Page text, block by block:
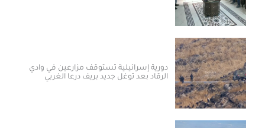
دورية إسرائيلية تستوقف مزارعين في وادي
الرقاد بعد توغل جديد بريف درعا الغربي